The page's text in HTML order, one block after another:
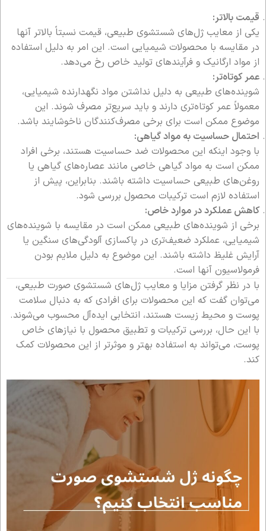
قیمت بالاتر:
یکی از معایب ژل‌های شستشوی طبیعی، قیمت نسبتاً بالاتر آنها
در مقایسه با محصولات شیمیایی است. این امر به دلیل استفاده
از مواد ارگانیک و فرآیندهای تولید خاص رخ می‌دهد.
عمر کوتاه‌تر:
شوینده‌های طبیعی به دلیل نداشتن مواد نگهدارنده شیمیایی،
معمولاً عمر کوتاه‌تری دارند و باید سریع‌تر مصرف شوند. این
موضوع ممکن است برای برخی مصرف‌کنندگان ناخوشایند باشد.
احتمال حساسیت به مواد گیاهی:
با وجود اینکه این محصولات ضد حساسیت هستند، برخی افراد
ممکن است به مواد گیاهی خاصی مانند عصاره‌های گیاهی یا
روغن‌های طبیعی حساسیت داشته باشند. بنابراین، پیش از
استفاده لازم است ترکیبات محصول بررسی شود.
کاهش عملکرد در موارد خاص:
برخی از شوینده‌های طبیعی ممکن است در مقایسه با شوینده‌های
شیمیایی، عملکرد ضعیف‌تری در پاکسازی آلودگی‌های سنگین یا
آرایش غلیظ داشته باشند. این موضوع به دلیل ملایم بودن
فرمولاسیون آنها است.
با در نظر گرفتن مزایا و معایب ژل‌های شستشوی صورت طبیعی،
می‌توان گفت که این محصولات برای افرادی که به دنبال سلامت
پوست و محیط زیست هستند، انتخابی ایده‌آل محسوب می‌شوند.
با این حال، بررسی ترکیبات و تطبیق محصول با نیازهای خاص
پوست، می‌تواند به استفاده بهتر و موثرتر از این محصولات کمک
کند.